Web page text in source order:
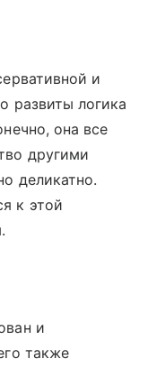
и
развиты логика
она все
другими
деликатно.
к этой
и
также